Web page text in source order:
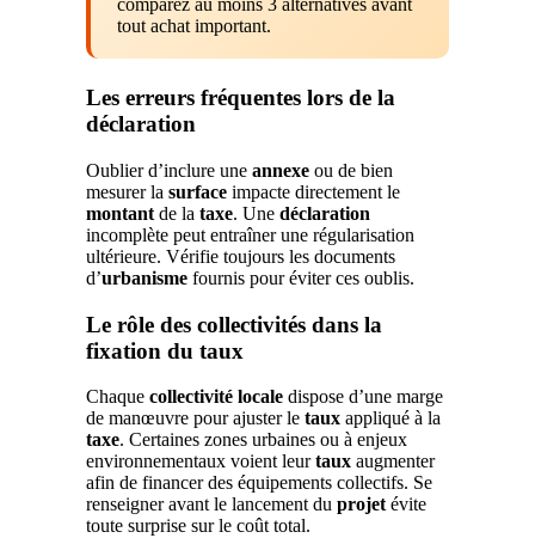
comparez au moins 3 alternatives avant
tout achat important.
Les erreurs fréquentes lors de la
déclaration
Oublier d’inclure une annexe ou de bien
mesurer la surface impacte directement le
montant de la taxe. Une déclaration
incomplète peut entraîner une régularisation
ultérieure. Vérifie toujours les documents
d’urbanisme fournis pour éviter ces oublis.
Le rôle des collectivités dans la
fixation du taux
Chaque collectivité locale dispose d’une marge
de manœuvre pour ajuster le taux appliqué à la
taxe. Certaines zones urbaines ou à enjeux
environnementaux voient leurtaux augmenter
afin de financer des équipements collectifs. Se
renseigner avant le lancement du projet évite
toute surprise sur le coût total.